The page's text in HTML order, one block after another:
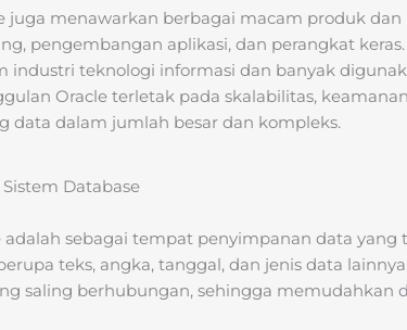
juga menawarkan berbagai macam produk
pengembangan aplikasi, dan perangkat
industri teknologi informasi dan banyak
Oracle terletak pada skalabilitas,
data dalam jumlah besar dan kompleks.
Database
adalah sebagai tempat penyimpanan data
teks, angka, tanggal, dan jenis data
saling berhubungan, sehingga memudahkan